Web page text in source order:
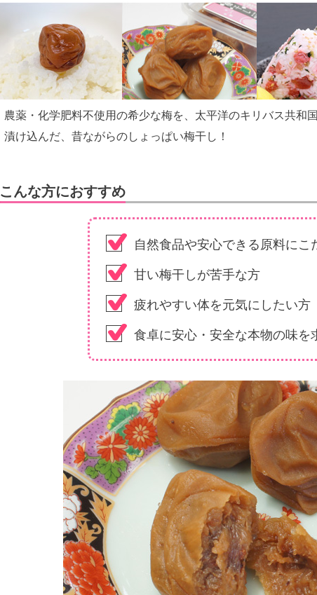
農薬・化学肥料不使用の希少な梅を、太平洋のキリバス共和
漬け込んだ、昔ながらのしょっぱい梅干し！
こんな方におすすめ
自然食品や安心できる原料にこ
甘い梅干しが苦手な方
疲れやすい体を元気にしたい方
食卓に安心・安全な本物の味を